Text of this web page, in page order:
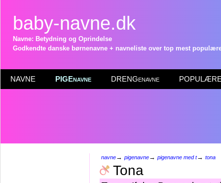
baby-navne.dk
Navne: Betydning og Oprindelse
Godkendte danske børnenavne + navneliste over top mest
NAVNE PIGEnavne DRENGenavne POPULÆRE
navne→ pigenavne→ pigenavne med t→ tona
Tona